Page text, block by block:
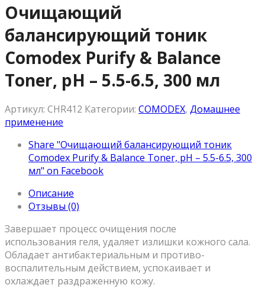
Очищающий
балансирующий тоник
Comodex Purify & Balance
Toner, pН – 5.5-6.5, 300 мл
Артикул: CHR412 Категории: COMODEX, Домашнее
применение
Share "Очищающий балансирующий тоник
Comodex Purify & Balance Toner, pН – 5.5-6.5, 300
мл" on Facebook
Описание
Отзывы (0)
Завершает процесс очищения после
использования геля, удаляет излишки кожного сала.
Обладает антибактериальным и противо-
воспалительным действием, успокаивает и
охлаждает раздраженную кожу.